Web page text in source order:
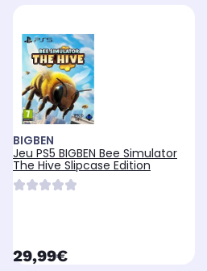
BIGBEN
Jeu PS5 BIGBEN Bee Simulator
The Hive Slipcase Edition
currentPrice
29,99€